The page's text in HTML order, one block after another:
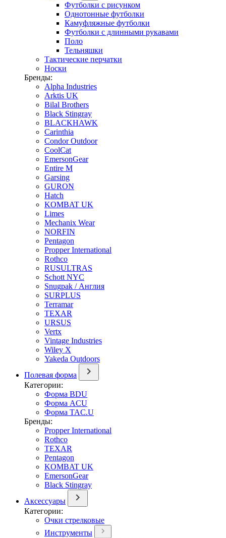
Футболки с рисунком
Однотонные футболки
Камуфляжные футболки
Футболки с длинными рукавами
Поло
Тельняшки
Тактические перчатки
Носки
Бренды:
Alpha Industries
Arktis UK
Bilal Brothers
Black Stingray
BLACKHAWK
Carinthia
Condor Outdoor
CoolCat
EmersonGear
Entire M
Garsing
GURON
Hatch
KOMBAT UK
Limes
Mechanix Wear
NORFIN
Pentagon
Propper International
Rothco
RUSULTRAS
Schott NYC
Snugpak / Англия
SURPLUS
Terramar
TEXAR
URSUS
Vertx
Vintage Industries
Wiley X
Yakeda Outdoors
Полевая форма
Категории:
Форма BDU
Форма ACU
Форма TAC.U
Бренды:
Propper International
Rothco
TEXAR
Pentagon
KOMBAT UK
EmersonGear
Black Stingray
Аксессуары
Категории:
Очки стрелковые
Инструменты